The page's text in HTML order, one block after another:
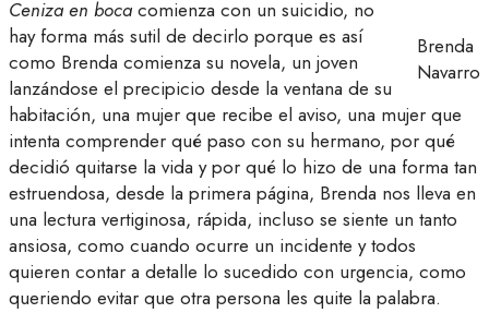
Brenda
Navarro
Ceniza en boca comienza con un suicidio, no
hay forma más sutil de decirlo porque es así
como Brenda comienza su novela, un joven
lanzándose el precipicio desde la ventana de su
habitación, una mujer que recibe el aviso, una mujer que
intenta comprender qué paso con su hermano, por qué
decidió quitarse la vida y por qué lo hizo de una forma tan
estruendosa, desde la primera página, Brenda nos lleva en
una lectura vertiginosa, rápida, incluso se siente un tanto
ansiosa, como cuando ocurre un incidente y todos
quieren contar a detalle lo sucedido con urgencia, como
queriendo evitar que otra persona les quite la palabra.